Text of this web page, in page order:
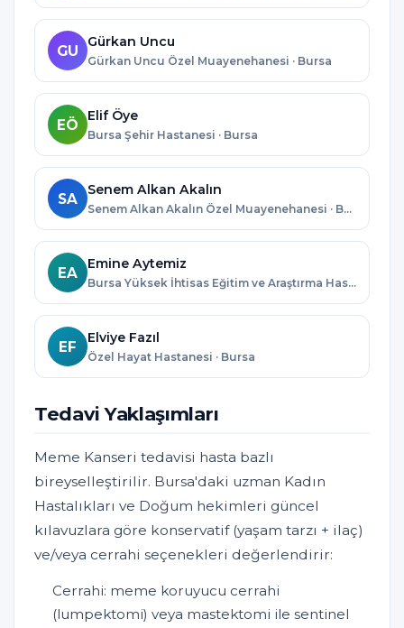
GU
Gürkan Uncu
Gürkan Uncu Özel Muayenehanesi · Bursa
EÖ
Elif Öye
Bursa Şehir Hastanesi · Bursa
SA
Senem Alkan Akalın
Senem Alkan Akalın Özel Muayenehanesi · Bursa
EA
Emine Aytemiz
Bursa Yüksek İhtisas Eğitim ve Araştırma Hastanesi · Bursa
EF
Elviye Fazıl
Özel Hayat Hastanesi · Bursa
Tedavi Yaklaşımları
Meme Kanseri tedavisi hasta bazlı
bireyselleştirilir. Bursa'daki uzman Kadın
Hastalıkları ve Doğum hekimleri güncel
kılavuzlara göre konservatif (yaşam tarzı + ilaç)
ve/veya cerrahi seçenekleri değerlendirir:
Cerrahi: meme koruyucu cerrahi
(lumpektomi) veya mastektomi ile sentinel